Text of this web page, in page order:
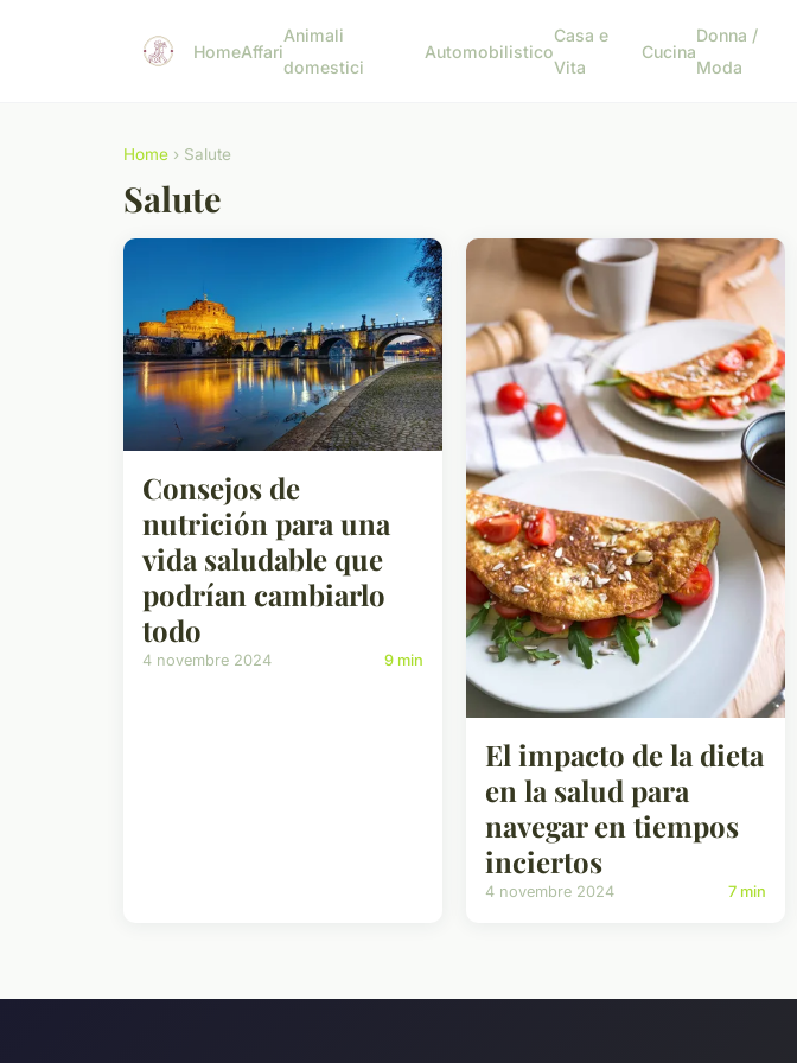
HomeAffari
Animali
domestici
Automobilistico
Casa e
Vita
Cucina
Donna /
Moda
Home › Salute
Salute
Consejos de
nutrición para una
vida saludable que
podrían cambiarlo
todo
4 novembre 2024 9 min
El impacto de la dieta
en la salud para
navegar en tiempos
inciertos
4 novembre 2024 7 min